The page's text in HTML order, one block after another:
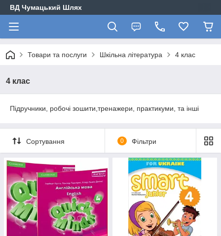
ВД Чумацький Шлях
Товари та послуги Шкільна література 4 клас
4 клас
Підручники, робочі зошити,тренажери, практикуми, та інші
Сортування 0 Фільтри